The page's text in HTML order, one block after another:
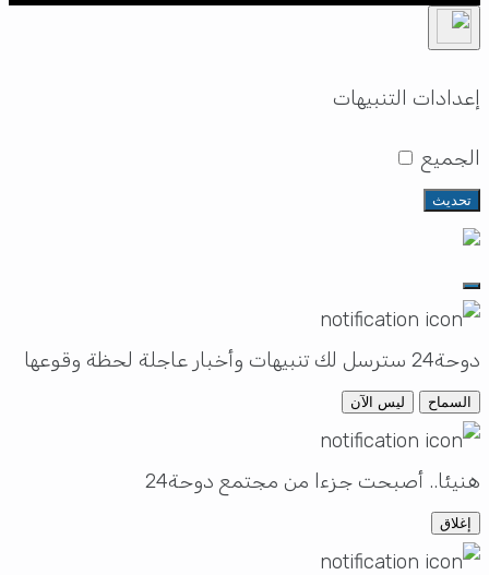
إعدادات التنبيهات
الجميع
تحديث
دوحة24 سترسل لك تنبيهات وأخبار عاجلة لحظة وقوعها
السماح ليس الآن
هنيئا.. أصبحت جزءا من مجتمع دوحة24
إغلاق